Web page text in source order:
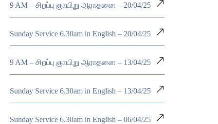
9 AM – சிறப்பு ஞாயிறு ஆராதனை – 20/04/25
Sunday Service 6.30am in English – 20/04/25
9 AM – சிறப்பு ஞாயிறு ஆராதனை – 13/04/25
Sunday Service 6.30am in English – 13/04/25
Sunday Service 6.30am in English – 06/04/25